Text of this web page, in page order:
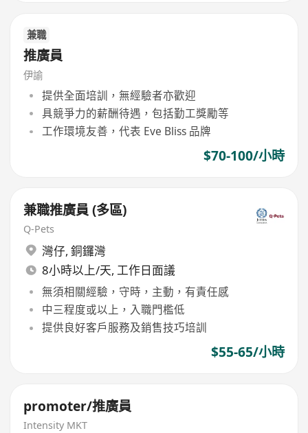
兼職
推廣員
伊諭
提供全面培訓，無經驗者亦歡迎
具競爭力的薪酬待遇，包括勤工獎勵等
工作環境友善，代表 Eve Bliss 品牌
$70-100/小時
兼職推廣員 (多區)
Q-Pets
灣仔, 銅鑼灣
8小時以上/天, 工作日面議
無須相關經驗，守時，主動，有責任感
中三程度或以上，入職門檻低
提供良好客戶服務及銷售技巧培訓
$55-65/小時
promoter/推廣員
Intensity MKT